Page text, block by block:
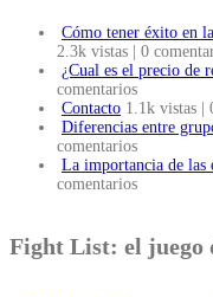
Cómo tener éxito en
2.3k vistas
0
¿Cual es el precio de
comentarios
Contacto 1.1k vistas
Diferencias entre
comentarios
La importancia de las
comentarios
Fight List: el juego